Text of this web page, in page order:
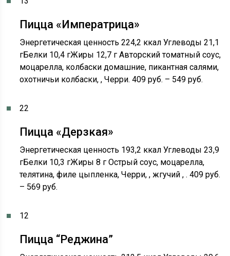
Пицца «Императрица»
Энергетическая ценность 224,2 ккал Углеводы 21,1
гБелки 10,4 гЖиры 12,7 г Авторский томатный соус,
моцарелла, колбаски домашние, пикантная салями,
охотничьи колбаски, , Черри. 409 руб. – 549 руб.
22
Пицца «Дерзкая»
Энергетическая ценность 193,2 ккал Углеводы 23,9
гБелки 10,3 гЖиры 8 г Острый соус, моцарелла,
телятина, филе цыпленка, Черри, , жгучий , . 409 руб.
– 569 руб.
12
Пицца “Реджина”